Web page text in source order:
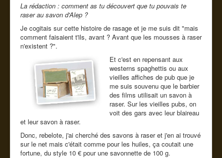
La rédaction : comment as tu découvert que tu pouvais te
raser au savon d'Alep ?
Je cogitais sur cette histoire de rasage et je me suis dit "mais
comment faisaient t'ils, avant ? Avant que les mousses à raser
n'existent ?".
Et c'est en repensant aux
westerns spaghettis ou aux
vieilles affiches de pub que je
me suis souvenu que le barbier
des films utilisait un savon à
raser. Sur les vieilles pubs, on
voit des gars avec leur blaireau
et leur savon à raser.
Donc, rebelote, j'ai cherché des savons à raser et j'en ai trouvé
sur le net mais c'était comme pour les huiles, ça coutait une
fortune, du style 10 € pour une savonnette de 100 g.